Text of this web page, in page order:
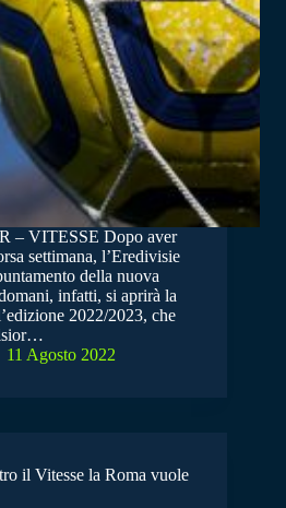
– VITESSE Dopo aver
settimana, l’Eredivisie
della nuova
infatti, si aprirà la
2022/2023, che
11 Agosto 2022
il Vitesse la Roma vuole